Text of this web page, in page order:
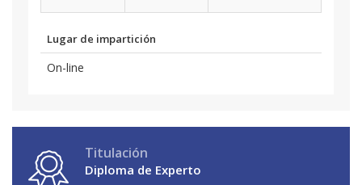
Lugar de impartición
On-line
Titulación
Diploma de Experto